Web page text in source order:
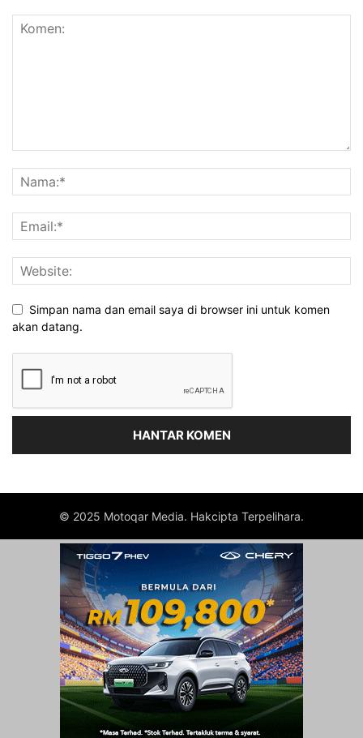
Simpan nama dan email saya di browser ini untuk komen
akan datang.
© 2025 Motoqar Media. Hakcipta Terpelihara.